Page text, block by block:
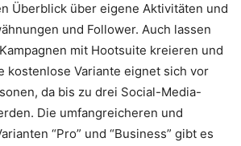
Überblick über eigene Aktivitäten und
und Follower. Auch lassen
mit Hootsuite kreieren und
kostenlose Variante eignet sich vor
da bis zu drei Social-Media-
Die umfangreicheren und
“Pro” und “Business” gibt es